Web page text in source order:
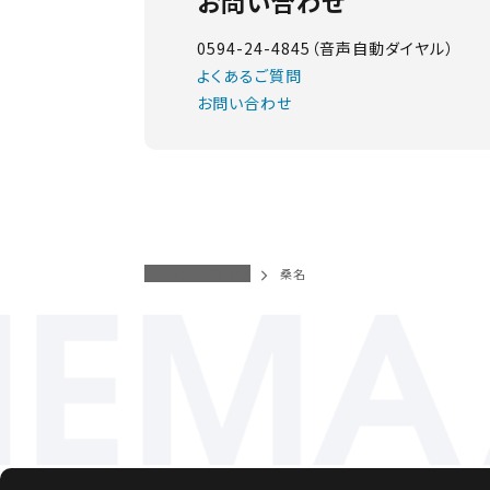
0594-24-4845（音声自動ダイヤル）
よくあるご質問
お問い合わせ
桑名